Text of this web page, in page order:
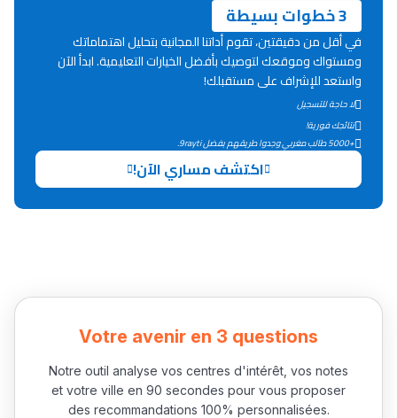
3 خطوات بسيطة
في أقل من دقيقتين، تقوم أداتنا المجانية بتحليل اهتماماتك
ومستواك وموقعك لتوصيك بأفضل الخيارات التعليمية. ابدأ الآن
واستعد للإشراف على مستقبلك!
لا حاجة للتسجيل
نتائجك فورية!
+5000 طالب مغربي وجدوا طريقهم بفضل 9rayti.
اكتشف مساري الآن!
Votre avenir en 3 questions
Notre outil analyse vos centres d'intérêt, vos notes
et votre ville en 90 secondes pour vous proposer
des recommandations 100% personnalisées.